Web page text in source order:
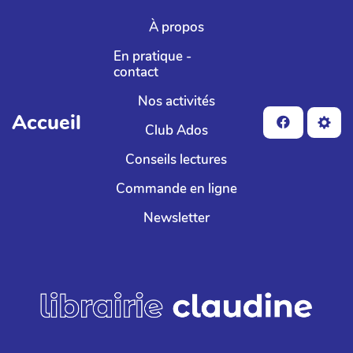
Aller au contenu principal
Accueil
À propos
En pratique -
contact
Nos activités
Club Ados
Conseils lectures
Commande en ligne
Newsletter